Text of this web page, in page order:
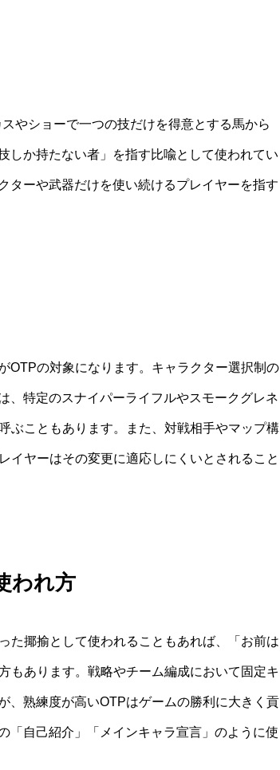
やショーで一つの技だけを得意とする馬から
しか持たない者」を指す比喩として使われてい
ターや武器だけを使い続けるプレイヤーを指す
OTPの対象になります。キャラクター選択制の
、特定のスナイパーライフルやスモークグレネ
ぶこともあります。また、対戦相手やマップ構
イヤーはその変更に適応しにくいとされること
われ方
た揶揄として使われることもあれば、「お前は
もあります。戦略やチーム編成において固定キ
、熟練度が高いOTPはゲームの勝利に大きく貢
「自己紹介」「メインキャラ宣言」のように使